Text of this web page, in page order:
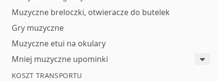
Muzyczne breloczki, otwieracze do butelek
Gry muzyczne
Muzyczne etui na okulary
Mniej muzyczne upominki
KOSZT TRANSPORTU